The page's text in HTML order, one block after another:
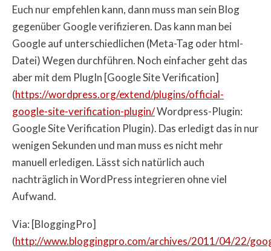
Euch nur empfehlen kann, dann muss man sein Blog
gegenüber Google verifizieren. Das kann man bei
Google auf unterschiedlichen (Meta-Tag oder html-
Datei) Wegen durchführen. Noch einfacher geht das
aber mit dem PlugIn [Google Site Verification]
(https://wordpress.org/extend/plugins/official-
google-site-verification-plugin/Wordpress-Plugin:
Google Site Verification Plugin). Das erledigt das in nur
wenigen Sekunden und man muss es nicht mehr
manuell erledigen. Lässt sich natürlich auch
nachträglich in WordPress integrieren ohne viel
Aufwand.
Via: [BloggingPro]
(http://www.bloggingpro.com/archives/2011/04/22/